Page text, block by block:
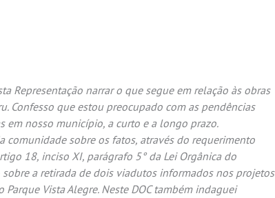
Representação narrar o que segue em relação às obras
Confesso que estou preocupado com as pendências
em nosso município, a curto e a longo prazo.
sobre os fatos, através do requerimento
18, inciso XI, parágrafo 5° da Lei Orgânica do
a retirada de dois viadutos informados nos projetos
Vista Alegre. Neste DOC também indaguei